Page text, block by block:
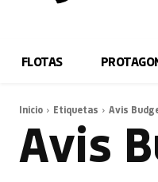
FLOTAS
Inicio Etiquetas Avis
Avis